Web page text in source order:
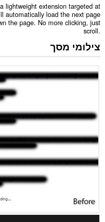
lightweight extension targeted at
automatically load the next page
the page. No more clicking, just
scroll.
צילומי מסך